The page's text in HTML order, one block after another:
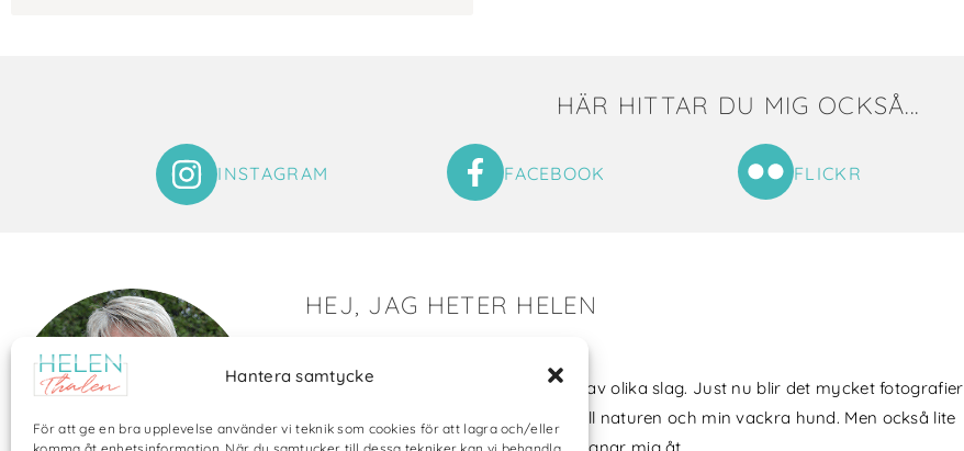
Hantera samtycke
För att ge en bra upplevelse använder vi teknik som cookies för att lagra och/eller
HÄR HITTAR DU MIG OCKSÅ...
INSTAGRAM FACEBOOK FLICKR
HEJ, JAG HETER HELEN
Här visar jag saker som jag skapat av olika slag. Just nu blir det mycket fotografier
och många bilder visar min kärlek till naturen och min vackra hund. Men också lite
annat pyssel och kreativt som jag ägnar mig åt.